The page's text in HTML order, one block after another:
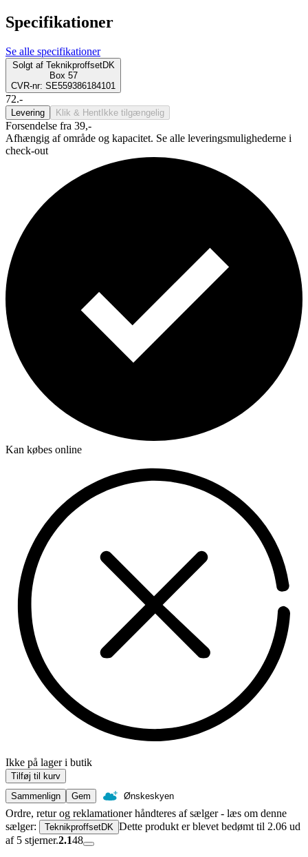
Specifikationer
Se alle specifikationer
Solgt af TeknikproffsetDK
Box 57
CVR-nr: SE559386184101
72.-
Levering Klik & Hent Ikke tilgængelig
Forsendelse fra 39,-
Afhængig af område og kapacitet. Se alle leveringsmulighederne i
check-out
Kan købes online
Ikke på lager i butik
Tilføj til kurv
Sammenlign
Gem Ønskeskyen
Ordre, retur og reklamationer håndteres af sælger - læs om denne
sælger:
TeknikproffsetDK Dette produkt er blevet bedømt til 2.06 ud
af 5 stjerner.2.148